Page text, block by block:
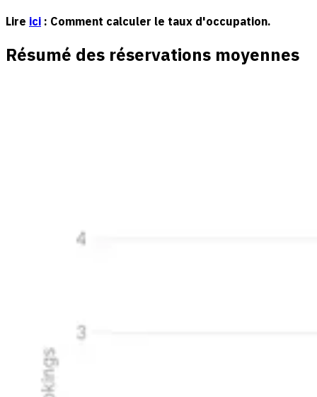
Lire ici : Comment calculer le taux d'occupation.
Résumé des réservations moyennes